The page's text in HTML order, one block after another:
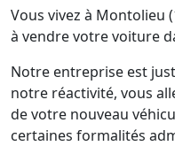
Vous vivez à Montolieu
à vendre votre voiture
Notre entreprise est
notre réactivité, vous
de votre nouveau
certaines formalités